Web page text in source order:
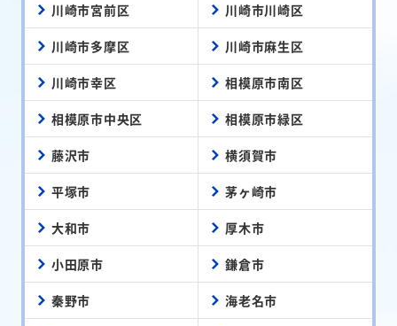
川崎市宮前区 川崎市川崎区
川崎市多摩区 川崎市麻生区
川崎市幸区 相模原市南区
相模原市中央区 相模原市緑区
藤沢市 横須賀市
平塚市 茅ヶ崎市
大和市 厚木市
小田原市 鎌倉市
秦野市 海老名市